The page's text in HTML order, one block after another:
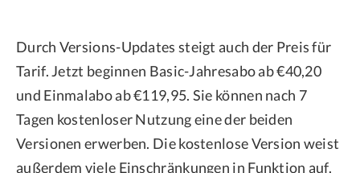
Durch Versions-Updates steigt auch der Preis für
Tarif. Jetzt beginnen Basic-Jahresabo ab €40,20
und Einmalabo ab €119,95. Sie können nach 7
Tagen kostenloser Nutzung eine der beiden
Versionen erwerben. Die kostenlose Version weist
außerdem viele Einschränkungen in Funktion auf.